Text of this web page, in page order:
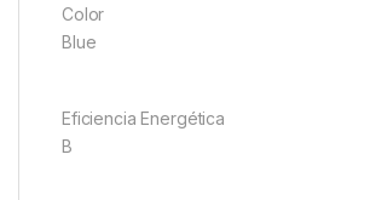
Color
Blue
Eficiencia Energética
B